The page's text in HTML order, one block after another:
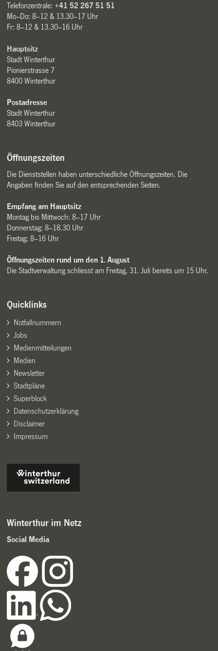
Telefonzentrale:+41 52 267 51 51
Mo–Do: 8–12 & 13.30–17 Uhr
Fr: 8–12 & 13.30–16 Uhr
Hauptsitz
Stadt Winterthur
Pionierstrasse 7
8400 Winterthur
Postadresse
Stadt Winterthur
8403 Winterthur
Öffnungszeiten
Die Dienststellen haben unterschiedliche Öffnungszeiten. Die
Angaben finden Sie auf den entsprechenden Seiten.
Empfang am Hauptsitz
Montag bis Mittwoch: 8–17 Uhr
Donnerstag: 8–18.30 Uhr
Freitag: 8–16 Uhr
Öffnungszeiten rund um den 1. August
Die Stadtverwaltung schliesst am Freitag, 31. Juli bereits um 15 Uhr.
Quicklinks
Notfallnummern
Jobs
Medienmitteilungen
Medien
Newsletter
Stadtpläne
Superblock
Datenschutzerklärung
Disclaimer
Impressum
Winterthur im Netz
Social Media